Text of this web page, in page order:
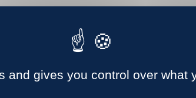
and gives you control over what